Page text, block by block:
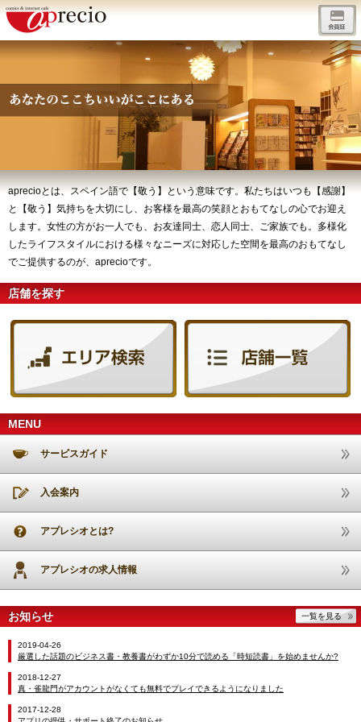
aprecioとは、スペイン語で【敬う】という意味です。私たちはいつも【感謝】
と【敬う】気持ちを大切にし、お客様を最高の笑顔とおもてなしの心でお迎え
します。女性の方がお一人でも、お友達同士、恋人同士、ご家族でも。多様化
したライフスタイルにおける様々なニーズに対応した空間を最高のおもてなし
でご提供するのが、aprecioです。
店舗を探す
MENU
サービスガイド
入会案内
アプレシオとは?
アプレシオの求人情報
お知らせ 一覧を見る
2019-04-26
厳選した話題のビジネス書・教養書がわずか10分で読める「時短読書」を始めませんか?
2018-12-27
真・雀龍門がアカウントがなくても無料でプレイできるようになりました
2017-12-28